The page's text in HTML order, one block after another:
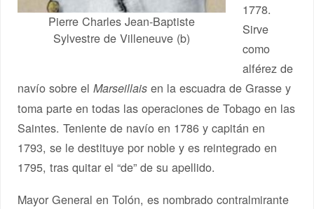
Pierre Charles Jean-Baptiste
Sylvestre de Villeneuve (b)
1778.
Sirve
como
alférez de
navío sobre elMarseillais en la escuadra de Grasse y
toma parte en todas las operaciones de Tobago en las
Saintes. Teniente de navío en 1786 y capitán en
1793, se le destituye por noble y es reintegrado en
1795, tras quitar el “de” de su apellido.
Mayor General en Tolón, es nombrado contralmirante